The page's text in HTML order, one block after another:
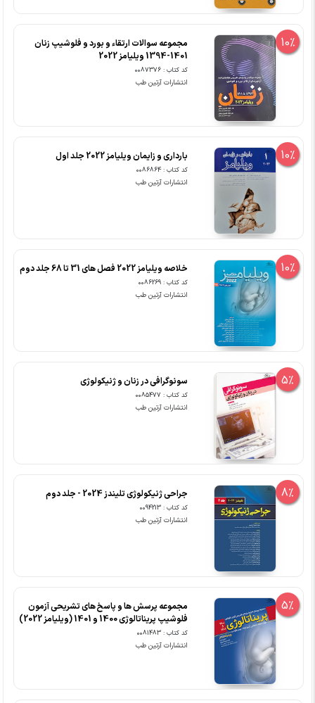
10%
مجموعه سوالات ارتقاء و بورد و فلوشیپ زنان
1401-1394 ویلیامز 2022
کد کتاب : 0087376
انتشارات آرتین طب
10% بارداری و زایمان ویلیامز 2022 جلد اول
کد کتاب : 0086864
انتشارات آرتین طب
10% خلاصه ویلیامز 2022 فصل های 31 تا 68 جلد دوم
کد کتاب : 0086269
انتشارات آرتین طب
5% سونوگرافی در زنان و ژنیکولوژی
کد کتاب : 0085477
انتشارات آرتین طب
8% جراحی ژنیکولوژی تلیندز 2024 - جلد دوم
کد کتاب : 0094213
انتشارات آرتین طب
5%
مجموعه پرسش ها و پاسخ های تشریحی آزمون
فلوشیپ پریناتالوژی 1400 و 1401 (ویلیامز 2022)
کد کتاب : 0081483
انتشارات آرتین طب